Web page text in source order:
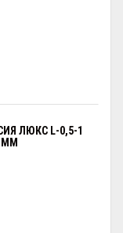
ЛЮКС L-0,5-1
ММ